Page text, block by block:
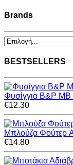
Brands
BESTSELLERS
Φυσίγγια B&P
€12.30
Μπλούζα Φούτερ
€14.80